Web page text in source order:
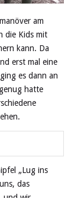
am
die Kids mit
kann. Da
erst mal eine
es dann an
hatte
„Lug ins
das